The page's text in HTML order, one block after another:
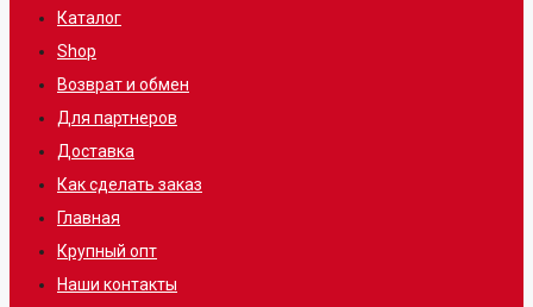
Каталог
Shop
Возврат и обмен
Для партнеров
Доставка
Как сделать заказ
Главная
Крупный опт
Наши контакты